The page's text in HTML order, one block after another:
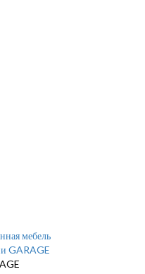
мебель
GARAGE